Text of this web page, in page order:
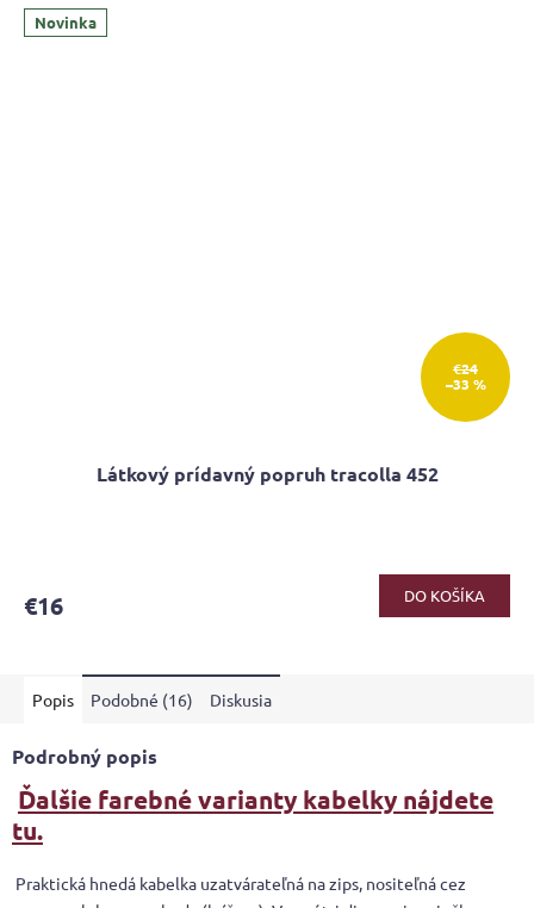
Novinka
€24
–33 %
Látkový prídavný popruh tracolla 452
€16 DO KOŠÍKA
Popis Podobné (16) Diskusia
Podrobný popis
Ďalšie farebné varianty kabelky nájdete
tu.
Praktická hnedá kabelka uzatvárateľná na zips, nositeľná cez